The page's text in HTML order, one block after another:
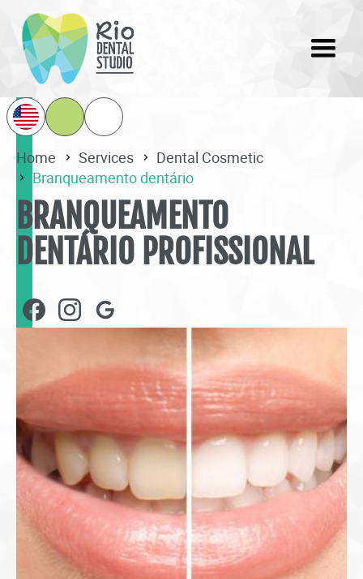
Home Services
Dental Cosmetic
Branqueamento dentário
BRANQUEAMENTO
DENTÁRIO PROFISSIONAL